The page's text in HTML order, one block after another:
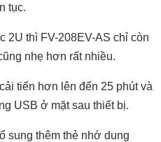
tục.
2U thì FV-208EV-AS chỉ còn
nhẹ hơn rất nhiều.
tiến hơn lên đến 25 phút và
USB ở mặt sau thiết bị.
sung thêm thẻ nhớ dung